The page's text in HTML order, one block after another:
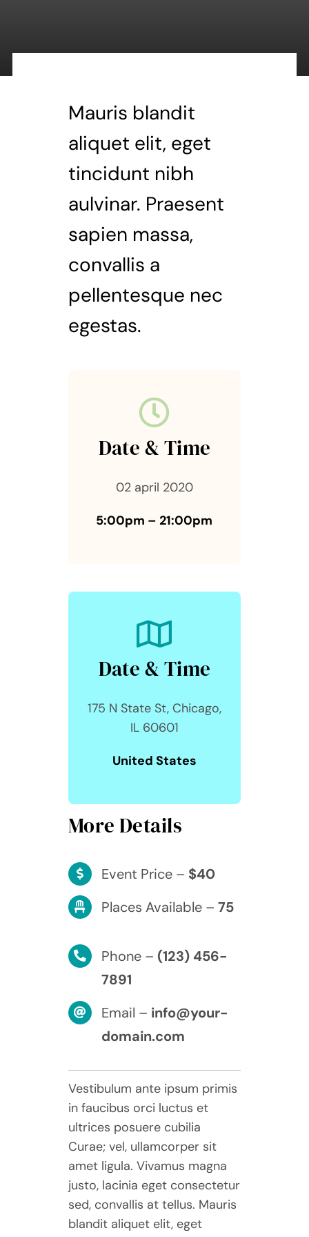
Mauris blandit
aliquet elit, eget
tincidunt nibh
aulvinar. Praesent
sapien massa,
convallis a
pellentesque nec
egestas.
Date & Time
02 april 2020
5:00pm – 21:00pm
Date & Time
175 N State St, Chicago,
IL 60601
United States
More Details
Event Price – $40
Places Available – 75
Phone – (123) 456-
7891
Email – info@your-
domain.com
Vestibulum ante ipsum primis
in faucibus orci luctus et
ultrices posuere cubilia
Curae; vel, ullamcorper sit
amet ligula. Vivamus magna
justo, lacinia eget consectetur
sed, convallis at tellus. Mauris
blandit aliquet elit, eget